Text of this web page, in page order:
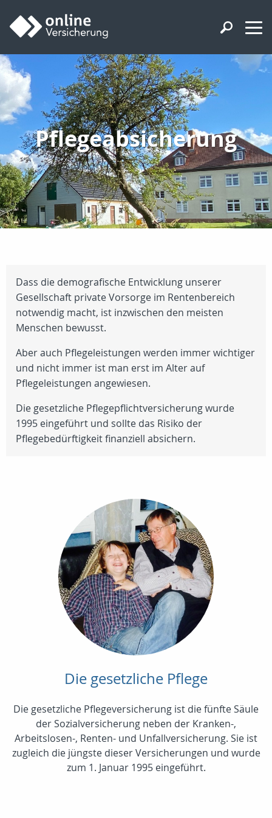
Pflegeabsicherung
Dass die demografische Entwicklung unserer
Gesellschaft private Vorsorge im Rentenbereich
notwendig macht, ist inzwischen den meisten
Menschen bewusst.
Aber auch Pflegeleistungen werden immer wichtiger
und nicht immer ist man erst im Alter auf
Pflegeleistungen angewiesen.
Die gesetzliche Pflegepflichtversicherung wurde
1995 eingeführt und sollte das Risiko der
Pflegebedürftigkeit finanziell absichern.
Die gesetzliche Pflege
Die gesetzliche Pflegeversicherung ist die fünfte Säule
der Sozialversicherung neben der Kranken-,
Arbeitslosen-, Renten- und Unfallversicherung. Sie ist
zugleich die jüngste dieser Versicherungen und wurde
zum 1. Januar 1995 eingeführt.